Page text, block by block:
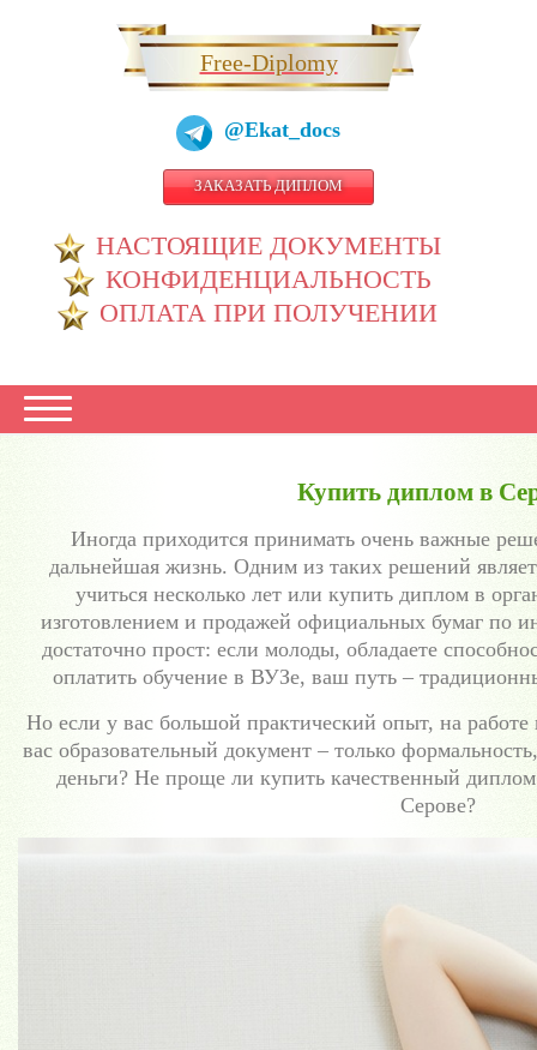
Free-Diplomy
@Ekat_docs
ЗАКАЗАТЬ ДИПЛОМ
НАСТОЯЩИЕ ДОКУМЕНТЫ
КОНФИДЕНЦИАЛЬНОСТЬ
ОПЛАТА ПРИ ПОЛУЧЕНИИ
Купить диплом в
Иногда приходится принимать очень важные
дальнейшая жизнь. Одним из таких решений
учиться несколько лет или купить диплом в
изготовлением и продажей официальных бумаг по
достаточно прост: если молоды, обладаете
оплатить обучение в ВУЗе, ваш путь –
Но если у вас большой практический опыт, на работе
вас образовательный документ – только
деньги? Не проще ли купить качественный
Серове?